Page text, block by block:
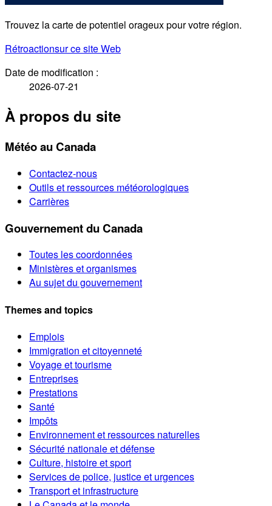
Trouvez la carte de potentiel orageux pour votre région.
Rétroactionsur ce site Web
Date de modification :
2026-07-21
À propos du site
Météo au Canada
Contactez-nous
Outils et ressources météorologiques
Carrières
Gouvernement du Canada
Toutes les coordonnées
Ministères et organismes
Au sujet du gouvernement
Themes and topics
Emplois
Immigration et citoyenneté
Voyage et tourisme
Entreprises
Prestations
Santé
Impôts
Environnement et ressources naturelles
Sécurité nationale et défense
Culture, histoire et sport
Services de police, justice et urgences
Transport et infrastructure